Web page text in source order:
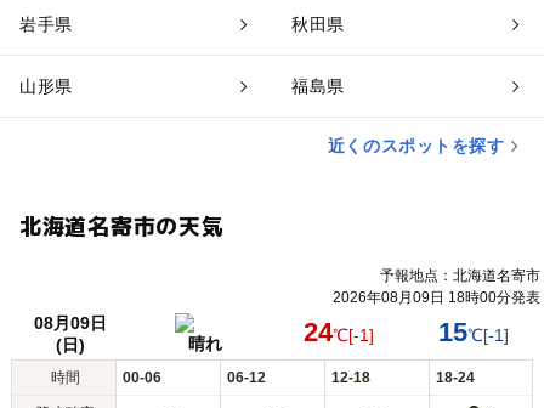
岩手県 秋田県
山形県 福島県
近くのスポットを探す
北海道名寄市の天気
予報地点：北海道名寄市
2026年08月09日 18時00分発表
08月09日
(日)
晴れ 24℃[-1] 15℃[-1]
時間 00-06 06-12 12-18 18-24